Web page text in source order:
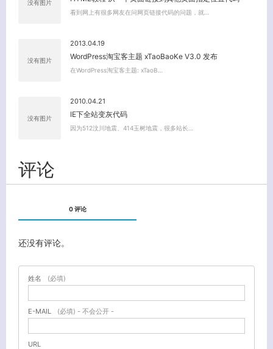
没有图片
看到网上有很多网友在问网页链接代码的问题，就…
没有图片
2013.04.19
WordPress淘宝客主题 xTaoBaoKe V3.0 发布
在WordPress淘宝客主题: xTaoB…
没有图片
2010.04.21
IE下全站变灰代码
因为512汶川地震、414玉树地震，很多站长…
评论
0 评论
还没有评论。
姓名 (必填)
E-MAIL (必填) - 不会公开 -
URL